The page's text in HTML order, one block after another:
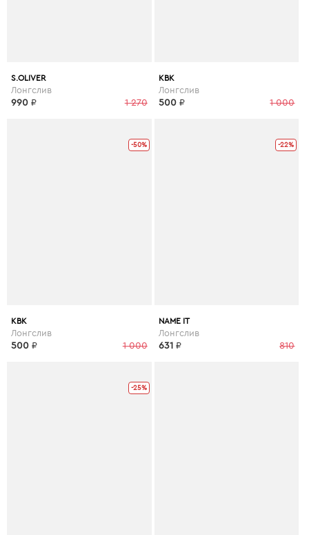
S.OLIVER
Лонгслив
1 270
990 ₽
КВК
Лонгслив
1 000
500 ₽
-50%
КВК
Лонгслив
1 000
500 ₽
-22%
NAME IT
Лонгслив
810
631 ₽
-25%